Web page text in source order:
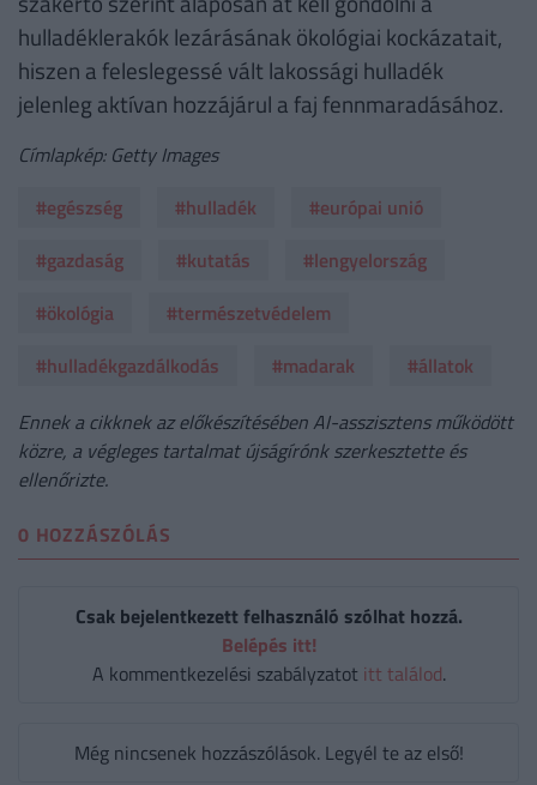
hulladéklerakók lezárásának ökológiai kockázatait,
hiszen a feleslegessé vált lakossági hulladék
jelenleg aktívan hozzájárul a faj fennmaradásához.
Címlapkép: Getty Images
#egészség
#hulladék
#európai unió
#gazdaság
#kutatás
#lengyelország
#ökológia
#természetvédelem
#hulladékgazdálkodás
#madarak
#állatok
Ennek a cikknek az előkészítésében AI-asszisztens működött
közre, a végleges tartalmat újságírónk szerkesztette és
ellenőrizte.
0 HOZZÁSZÓLÁS
Csak bejelentkezett felhasználó szólhat hozzá.
Belépés itt!
A kommentkezelési szabályzatot itt találod.
Még nincsenek hozzászólások. Legyél te az első!